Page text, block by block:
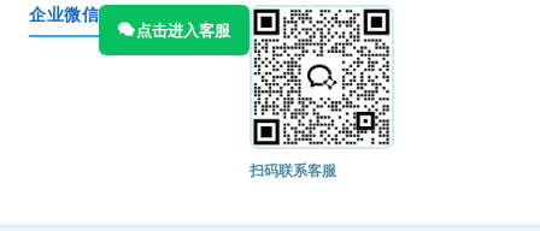
企业微信
点击进入客服
扫码联系客服